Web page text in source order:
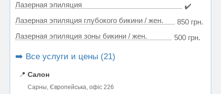
Лазерная эпиляция
✔️
Лазерная эпиляция глубокого бикини / жен.
850 грн.
Лазерная эпиляция зоны бикини / жен.
500 грн.
➡️ Все услуги и цены (21)
📍 Салон
Сарны, Європейська, офіс 226